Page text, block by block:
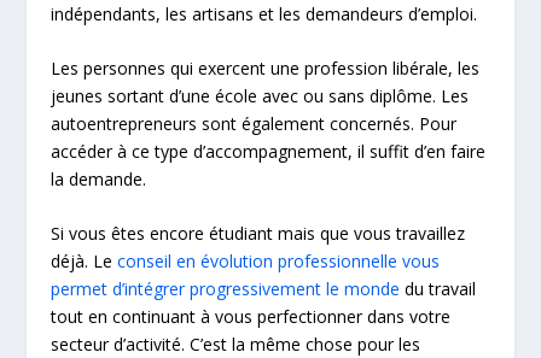
indépendants, les artisans et les demandeurs d’emploi.
Les personnes qui exercent une profession libérale, les
jeunes sortant d’une école avec ou sans diplôme. Les
autoentrepreneurs sont également concernés. Pour
accéder à ce type d’accompagnement, il suffit d’en faire
la demande.
Si vous êtes encore étudiant mais que vous travaillez
déjà. Leconseil en évolution professionnelle vous
permet d’intégrer progressivement le monde du travail
tout en continuant à vous perfectionner dans votre
secteur d’activité. C’est la même chose pour les